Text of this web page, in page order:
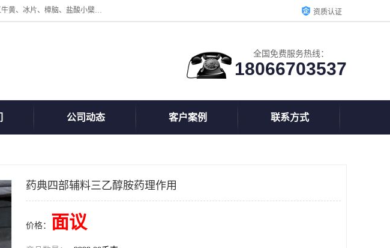
陕西盘龙翊海医药有限公司是一家民营科技型中小企业，公司核心专注医药原料药与药用辅料的批发，主营产品有人工牛黄、冰片、樟脑、盐酸小檗碱、氢氧化铝、枸橼酸喷托维林、甲硝唑、维生素B、维生素C、维生素E、克霉唑、利巴韦林、氯化铵等。 资质认证
全国免费服务热线：
18066703537
公司动态 客户案例 联系方式
药典四部辅料三乙醇胺药理作用
价格： 面议